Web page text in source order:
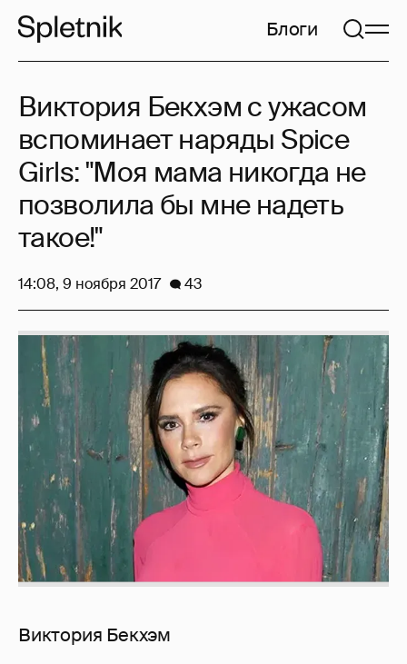
Блоги
Виктория Бекхэм
Виктория Бекхэм с ужасом
вспоминает наряды Spice
Girls: "Моя мама никогда не
позволила бы мне надеть
такое!"
14:08, 9 ноября 2017 43